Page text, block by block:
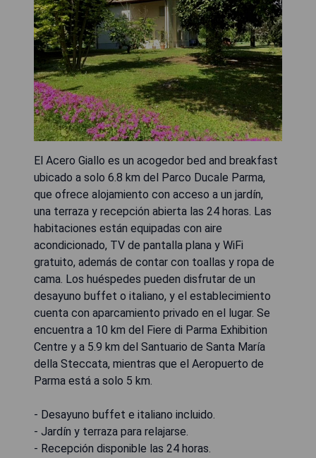
El Acero Giallo es un acogedor bed and breakfast
ubicado a solo 6.8 km del Parco Ducale Parma,
que ofrece alojamiento con acceso a un jardín,
una terraza y recepción abierta las 24 horas. Las
habitaciones están equipadas con aire
acondicionado, TV de pantalla plana y WiFi
gratuito, además de contar con toallas y ropa de
cama. Los huéspedes pueden disfrutar de un
desayuno buffet o italiano, y el establecimiento
cuenta con aparcamiento privado en el lugar. Se
encuentra a 10 km del Fiere di Parma Exhibition
Centre y a 5.9 km del Santuario de Santa María
della Steccata, mientras que el Aeropuerto de
Parma está a solo 5 km.
- Desayuno buffet e italiano incluido.
- Jardín y terraza para relajarse.
- Recepción disponible las 24 horas.